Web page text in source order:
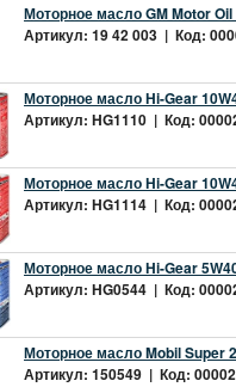
Моторное масло GM Motor
Артикул: 19 42 003 | Код:
Моторное масло Hi-Gear
Артикул: HG1110 | Код:
Моторное масло Hi-Gear
Артикул: HG1114 | Код:
Моторное масло Hi-Gear
Артикул: HG0544 | Код:
Моторное масло Mobil Super
Артикул: 150549 | Код: